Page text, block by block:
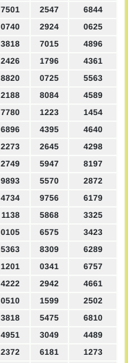
7501 2547
6844
0740 2924
0625
3818 7015
4896
2426 1796
4361
8820 0725
5563
2188 8084
4589
7780 1223
1454
6896 4395
4640
2273 2645
4298
2749 5947
8197
9893 5570
2872
4734 9756
6179
1138 5868
3325
0105 6575
3423
5363 8309
6289
1201 0341
6757
4222 2942
4661
0510 1599
2502
3818 5475
6810
4951 3049
4489
2372 6181
1273